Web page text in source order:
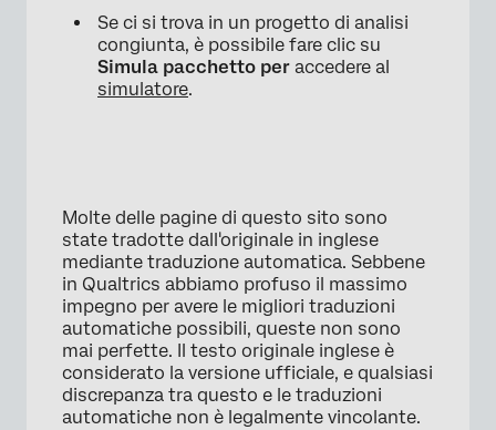
×
×
Se ci si trova in un progetto di analisi
congiunta, è possibile fare clic su
Simula pacchetto per accedere al
simulatore.
Molte delle pagine di questo sito sono
state tradotte dall'originale in inglese
mediante traduzione automatica. Sebbene
in Qualtrics abbiamo profuso il massimo
impegno per avere le migliori traduzioni
automatiche possibili, queste non sono
mai perfette. Il testo originale inglese è
considerato la versione ufficiale, e qualsiasi
discrepanza tra questo e le traduzioni
automatiche non è legalmente vincolante.